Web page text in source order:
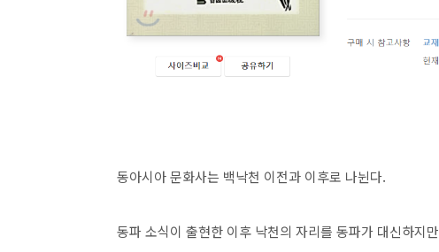
동아시아 문화사는 백낙천 이전과 이후로 나뉜다.
동파 소식이 출현한 이후 낙천의 자리를 동파가 대신하지만